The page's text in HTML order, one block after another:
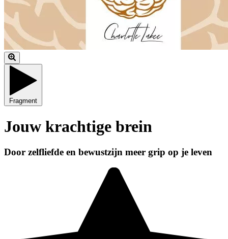
Fragment
Jouw krachtige brein
Door zelfliefde en bewustzijn meer grip op je leven